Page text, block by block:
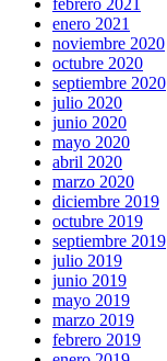
febrero 2021
enero 2021
noviembre 2020
octubre 2020
septiembre 2020
julio 2020
junio 2020
mayo 2020
abril 2020
marzo 2020
diciembre 2019
octubre 2019
septiembre 2019
julio 2019
junio 2019
mayo 2019
marzo 2019
febrero 2019